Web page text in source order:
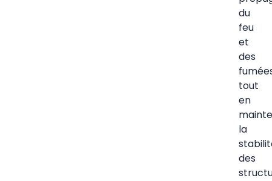
du
feu
et
des
tout
en
la
des